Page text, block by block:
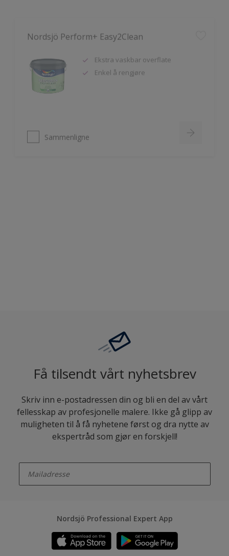
Ekstra vaskbar overflate
Få tilsendt vårt nyhetsbrev
Skriv inn e-postadressen din og bli en del av vårt
fellesskap av profesjonelle malere. Ikke gå glipp av
muligheten til å få nyhetene først og dra nytte av
ekspertråd som gjør en forskjell!
Nordsjö Professional Expert App